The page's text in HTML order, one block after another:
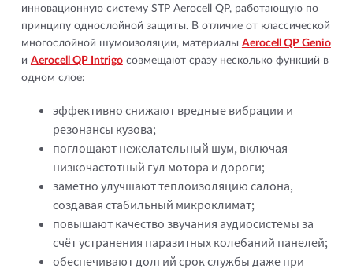
инновационную систему STP Aerocell QP, работающую по
принципу однослойной защиты. В отличие от классической
многослойной шумоизоляции, материалы Aerocell QP Genio
и Aerocell QP Intrigoсовмещают сразу несколько функций в
одном слое:
эффективно снижают вредные вибрации и
резонансы кузова;
поглощают нежелательный шум, включая
низкочастотный гул мотора и дороги;
заметно улучшают теплоизоляцию салона,
создавая стабильный микроклимат;
повышают качество звучания аудиосистемы за
счёт устранения паразитных колебаний панелей;
обеспечивают долгий срок службы даже при